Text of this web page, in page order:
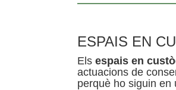
ESPAIS EN
Els espais en
actuacions de
perquè ho siguin en